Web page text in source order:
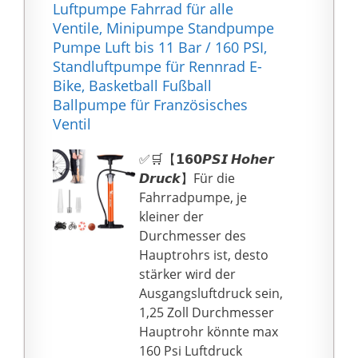
kann leicht in jeder
Szene verwendet
werden. Eingebaute
3*1500 mAh Lithium-
Batterie, die die
Akkulaufzeit länger
problemlos in Ihrem
Auto, Ihren
Fahrradträger oder
Rucksack. Die tragbare
Luftpumpe verfügt über
eine eingebaute
versteckte
Aufbewahrungsbox,
und Sie können das
Ventilzubehör in die
Einstellung der
luftpumpe fahrrad auf
den Hochdruckmodus
die Energie um
35{33af30f2a963d96d20
1520417dd5de90fe66b2
e9f632} reduziert
werden.
[VERLÄNGERUNGSROH
R UND PRÄZISES
MANOMETER] Die
Fahrrad pumpe hat
einen langen und
flexiblen
Schlauch,pumpe
bequem sie auch sein
mag, verwendet
Luftpumpe Fahrrad für alle
Ventile, Minipumpe Standpumpe
Pumpe Luft bis 11 Bar / 160 PSI,
Standluftpumpe für Rennrad E-
Bike, Basketball Fußball
Ballpumpe für Französisches
Ventil
✅🛒【𝟭𝟲𝟬𝙋𝙎𝙄 𝙃𝙤𝙝𝙚𝙧
𝘿𝙧𝙪𝙘𝙠】Für die
Fahrradpumpe, je
kleiner der
Durchmesser des
Hauptrohrs ist, desto
stärker wird der
Ausgangsluftdruck sein,
1,25 Zoll Durchmesser
Hauptrohr könnte max
160 Psi Luftdruck